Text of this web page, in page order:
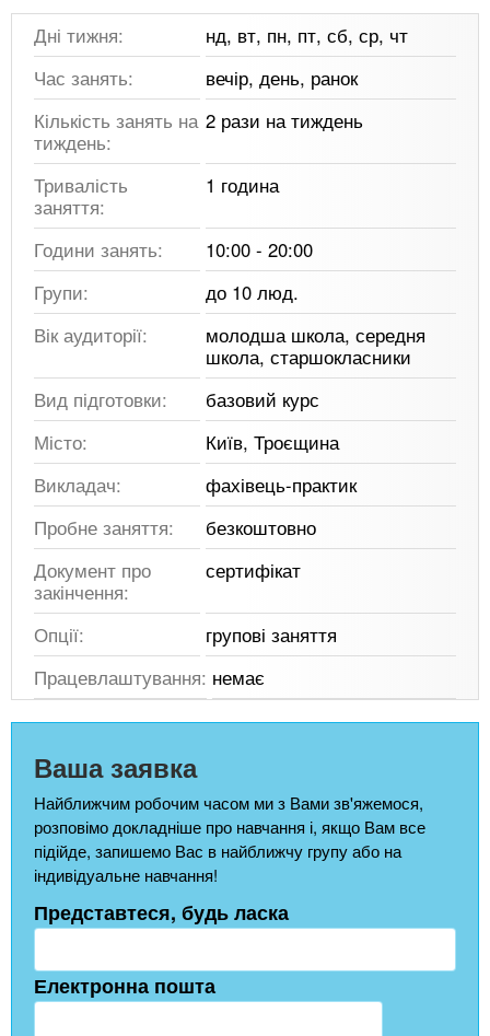
Дні тижня:
нд, вт, пн, пт, сб, ср, чт
Час занять:
вечір, день, ранок
Кількість занять на
тиждень:
2 рази на тиждень
Тривалість
заняття:
1 година
Години занять:
10:00 - 20:00
Групи:
до 10 люд.
Вік аудиторії:
молодша школа, середня
школа, старшокласники
Вид підготовки:
базовий курс
Місто:
Київ, Троєщина
Викладач:
фахівець-практик
Пробне заняття:
безкоштовно
Документ про
закінчення:
сертифікат
Опції:
групові заняття
Працевлаштування: немає
Ваша заявка
Найближчим робочим часом ми з Вами зв'яжемося,
розповімо докладніше про навчання і, якщо Вам все
підійде, запишемо Вас в найближчу групу або на
індивідуальне навчання!
Представтеся, будь ласка
Електронна пошта